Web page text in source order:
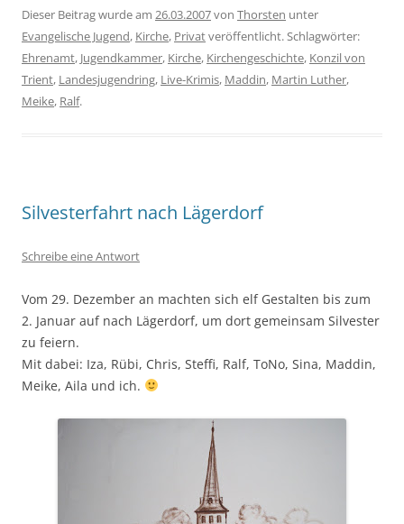
Dieser Beitrag wurde am 26.03.2007von Thorsten unter
Evangelische Jugend, Kirche, Privatveröffentlicht. Schlagwörter:
Ehrenamt, Jugendkammer, Kirche, Kirchengeschichte, Konzil von
Trient, Landesjugendring, Live-Krimis, Maddin, Martin Luther,
Meike, Ralf.
Silvesterfahrt nach Lägerdorf
Schreibe eine Antwort
Vom 29. Dezember an machten sich elf Gestalten bis zum
2. Januar auf nach Lägerdorf, um dort gemeinsam Silvester
zu feiern.
Mit dabei: Iza, Rübi, Chris, Steffi, Ralf, ToNo, Sina, Maddin,
Meike, Aila und ich.